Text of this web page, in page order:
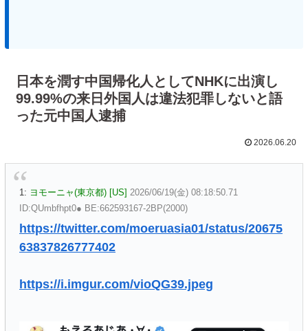
日本を潤す中国帰化人としてNHKに出演し
99.99%の来日外国人は違法犯罪しないと語
った元中国人逮捕
2026.06.20
1: ヨモーニャ(東京都) [US] 2026/06/19(金) 08:18:50.71
ID:QUmbfhpt0● BE:662593167-2BP(2000)
https://twitter.com/moeruasia01/status/20675
63837826777402
https://i.imgur.com/vioQG39.jpeg